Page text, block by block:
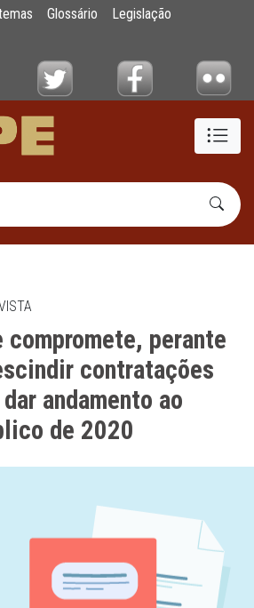
perante o
Glossário
Legislação
perante
contratações
andamento ao
de 2020